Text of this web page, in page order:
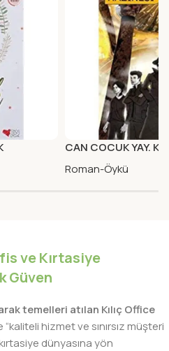
CAN COCUK YAY.
Roman-Öykü
ve Kırtasiye
Güven
temelleri atılan Kılıç Office
hizmet ve sınırsız müşteri
dünyasına yön